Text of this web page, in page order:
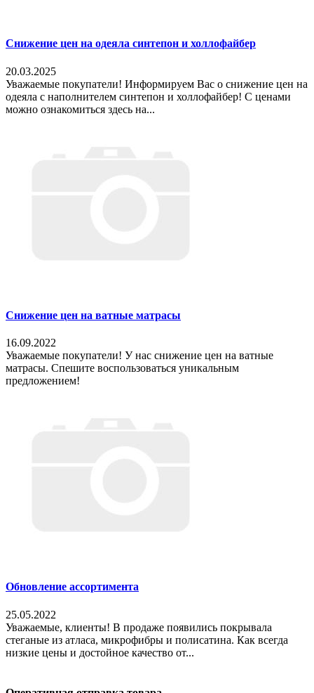
Снижение цен на одеяла синтепон и холлофайбер
20.03.2025
Уважаемые покупатели! Информируем Вас о снижение цен на
одеяла с наполнителем синтепон и холлофайбер! С ценами
можно ознакомиться здесь на...
Снижение цен на ватные матрасы
16.09.2022
Уважаемые покупатели! У нас снижение цен на ватные
матрасы. Спешите воспользоваться уникальным
предложением!
Обновление ассортимента
25.05.2022
Уважаемые, клиенты! В продаже появились покрывала
стеганые из атласа, микрофибры и полисатина. Как всегда
низкие цены и достойное качество от...